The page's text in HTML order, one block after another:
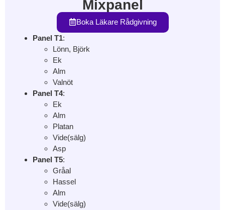
Mixpanel
Boka Läkare Rådgivning
Panel T1:
Lönn, Björk
Ek
Alm
Valnöt
Panel T4:
Ek
Alm
Platan
Vide(sälg)
Asp
Panel T5:
Gråal
Hassel
Alm
Vide(sälg)